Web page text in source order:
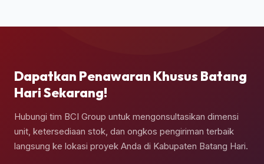
Dapatkan Penawaran Khusus Batang
Hari Sekarang!
Hubungi tim BCI Group untuk mengonsultasikan dimensi
unit, ketersediaan stok, dan ongkos pengiriman terbaik
langsung ke lokasi proyek Anda di Kabupaten Batang Hari.